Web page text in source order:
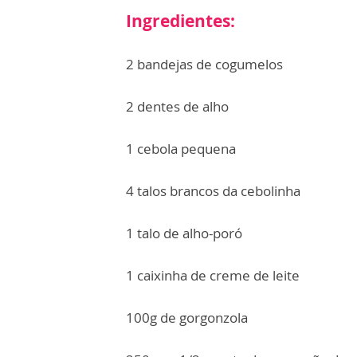
Ingredientes:
2 bandejas de cogumelos
2 dentes de alho
1 cebola pequena
4 talos brancos da cebolinha
1 talo de alho-poró
1 caixinha de creme de leite
100g de gorgonzola